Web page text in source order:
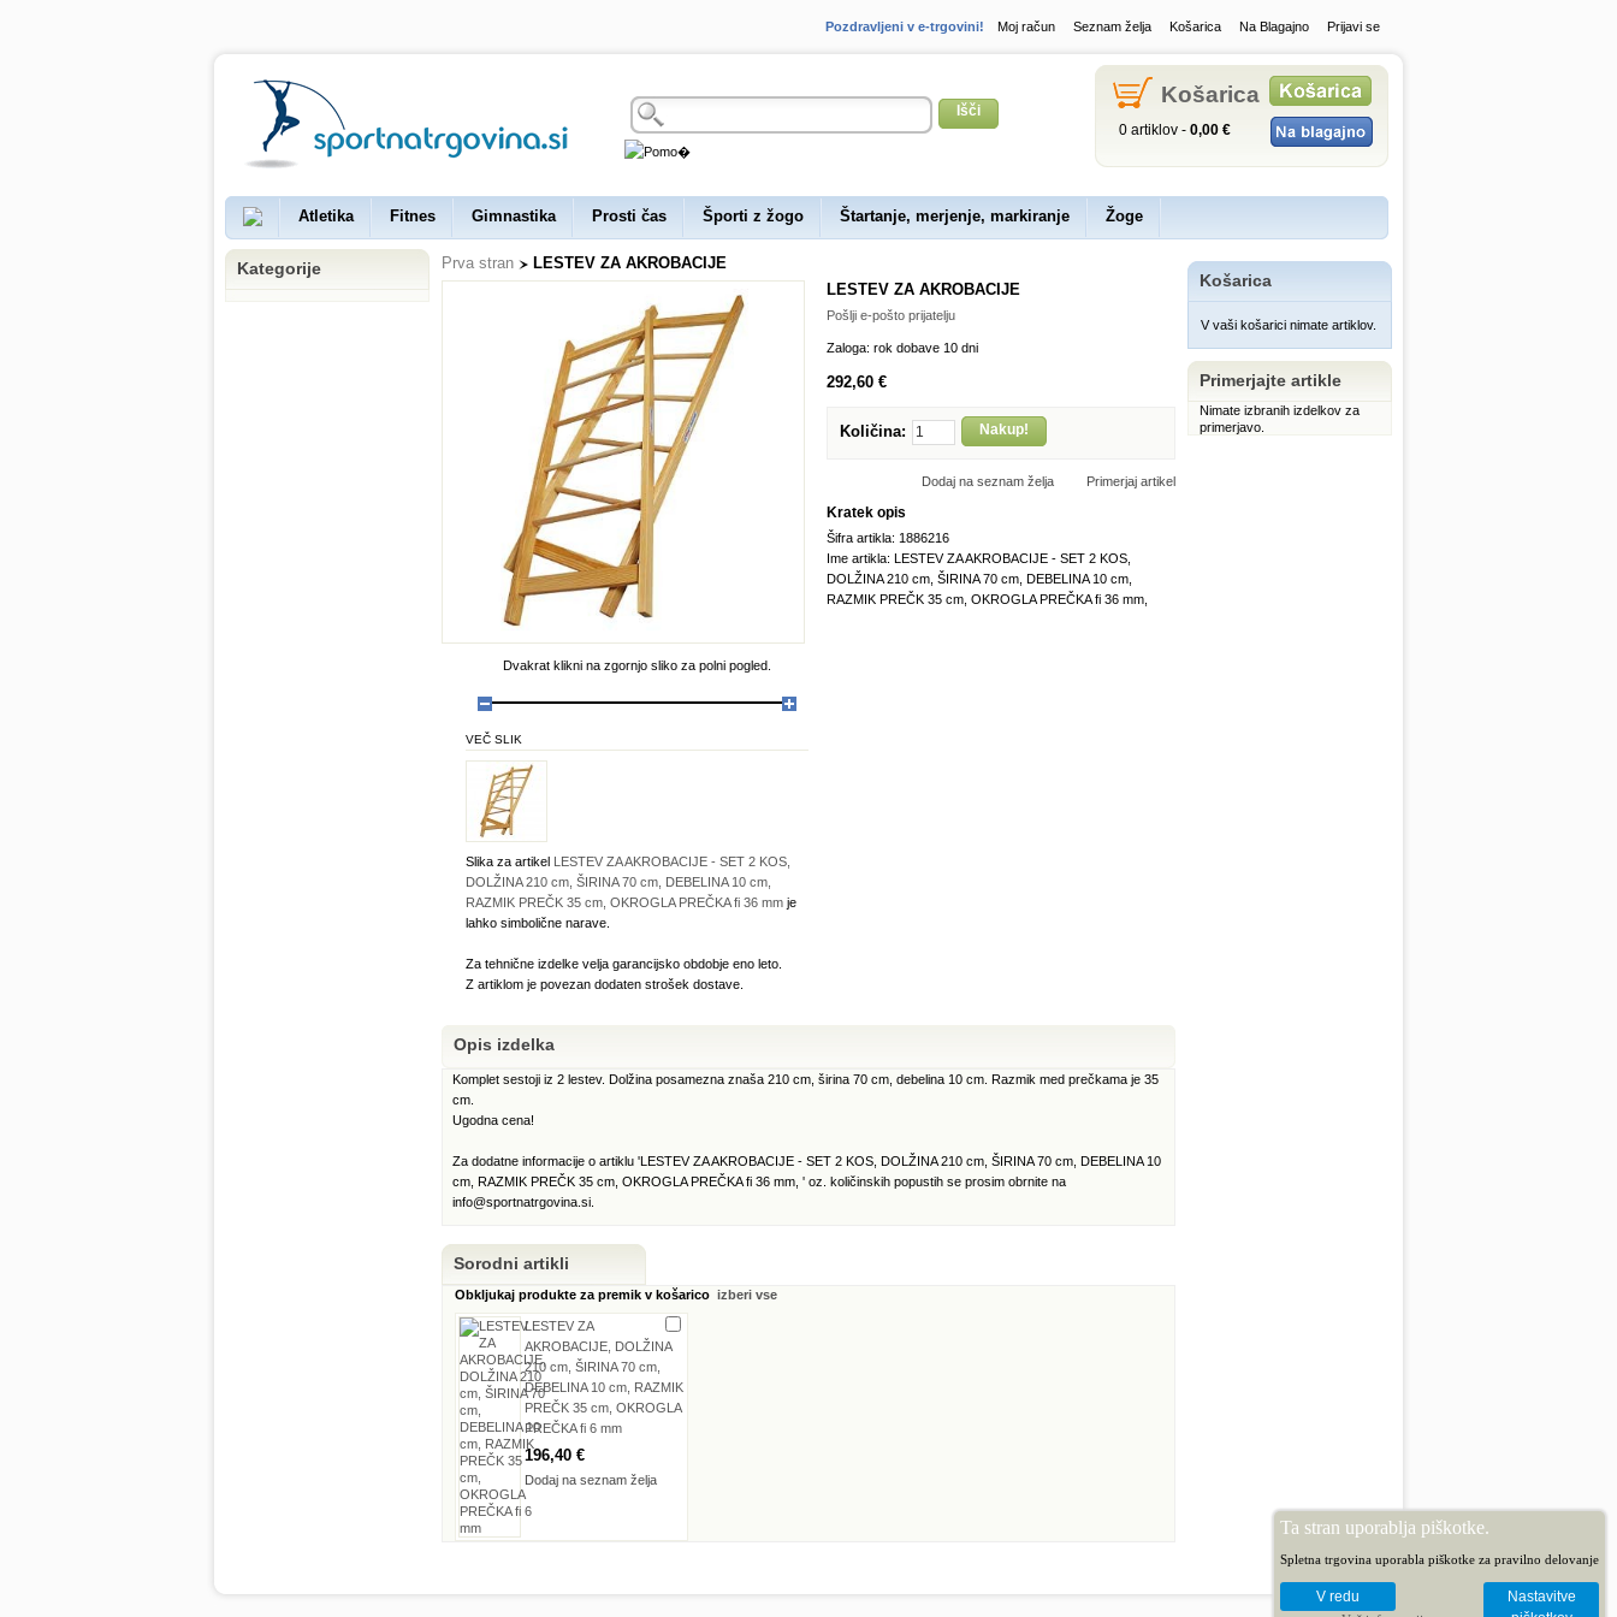
Košarica
0 artiklov - 0,00 €
Atletika Fitnes Gimnastika Prosti čas Športi z žogo Štartanje, merjenje, markiranje Žoge
Pozdravljeni v e-trgovini! Moj račun Seznam želja Košarica Na Blagajno Prijavi se
Išči
Kategorije Prva stran
LESTEV ZA AKROBACIJE
LESTEV ZA AKROBACIJE
Pošlji e-pošto prijatelju
Zaloga: rok dobave 10 dni
292,60 €
Količina: Nakup!
Dodaj na seznam želja Primerjaj artikel
Kratek opis
Šifra artikla: 1886216
Ime artikla: LESTEV ZA AKROBACIJE - SET 2 KOS,
DOLŽINA 210 cm, ŠIRINA 70 cm, DEBELINA 10 cm,
RAZMIK PREČK 35 cm, OKROGLA PREČKA fi 36 mm,
Dvakrat klikni na zgornjo sliko za polni pogled.
VEČ SLIK
Slika za artikel LESTEV ZA AKROBACIJE - SET 2 KOS,
DOLŽINA 210 cm, ŠIRINA 70 cm, DEBELINA 10 cm,
RAZMIK PREČK 35 cm, OKROGLA PREČKA fi 36 mm je
lahko simbolične narave.
Za tehnične izdelke velja garancijsko obdobje eno leto.
Z artiklom je povezan dodaten strošek dostave.
Opis izdelka
Komplet sestoji iz 2 lestev. Dolžina posamezna znaša 210 cm, širina 70 cm, debelina 10 cm. Razmik med prečkama je 35
cm.
Ugodna cena!
Za dodatne informacije o artiklu 'LESTEV ZA AKROBACIJE - SET 2 KOS, DOLŽINA 210 cm, ŠIRINA 70 cm, DEBELINA 10
cm, RAZMIK PREČK 35 cm, OKROGLA PREČKA fi 36 mm, ' oz. količinskih popustih se prosim obrnite na
info@sportnatrgovina.si.
Sorodni artikli
Obkljukaj produkte za premik v košarico izberi vse
LESTEV ZA
AKROBACIJE, DOLŽINA
210 cm, ŠIRINA 70 cm,
DEBELINA 10 cm, RAZMIK
PREČK 35 cm, OKROGLA
PREČKA fi 6 mm
196,40 €
Dodaj na seznam želja
Košarica
V vaši košarici nimate artiklov.
Primerjajte artikle
Nimate izbranih izdelkov za
primerjavo.
Ta stran uporablja piškotke.
Spletna trgovina uporabla piškotke za pravilno delovanje
V redu
Nastavitve